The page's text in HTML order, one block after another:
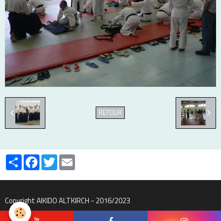
RETOUR
PartagerFacebook
Twitter
Copyright AIKIDO ALTKIRCH - 2016/2023